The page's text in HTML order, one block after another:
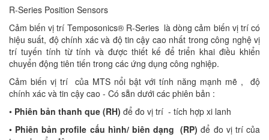
R-Series Position Sensors
Cảm biến vị trí Temposonics® R-Series là dòng cảm biến vị trí có
hiệu suất, độ chính xác và độ tin cậy cao nhất trong công nghệ vị
trí tuyến tính từ tính và được thiết kế để triển khai điều khiển
chuyển động tiên tiến trong các ứng dụng công nghiệp.
Cảm biến vị trí của MTS nổi bật với tính năng mạnh mẽ , độ
chính xác và tin cậy cao - Có sẵn dưới các phiên bản :
• Phiên bản thanh que (RH) để đo vị trí - tích hợp xi lanh
• Phiên bản profile cấu hình/ biên dạng (RP) để đo vị trí của